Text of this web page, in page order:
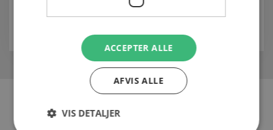
2363 8739
ACCEPTER ALLE
AFVIS ALLE
VIS DETALJER